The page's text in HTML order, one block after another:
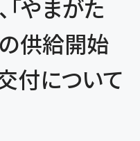
「やまがた
供給開始
付について